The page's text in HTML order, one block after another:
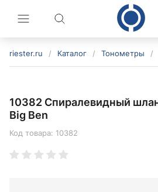
riester.ru / Каталог / Тонометры /
10382 Спиралевидный
Big Ben
Код товара: 10382